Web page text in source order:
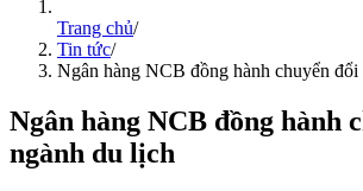
Trang chủ/
Tin tức/
Ngân hàng NCB đồng hành chuyển đổi
Ngân hàng NCB đồng hành
ngành du lịch